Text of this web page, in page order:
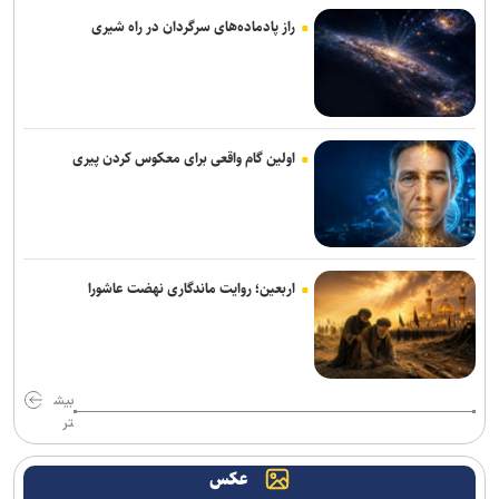
توان‌بالا/ بازتعریف مشاغل؛ راهکار موثر برای خروج از بن‌بست اشتغال+
فیلم
هوش مصنوعی می‌تواند به ایجاد واکسن‌های سرطان شخصی‌سازی‌شده‌تر
کمک کند
بررسی آسیب‌پذیری هزار شهر ایران در برابر آلودگی هوا
پایان‌نامه‌ها و رساله‌ها در مسیر «هوش مصنوعی قرآنی» هدفمند می‌شوند/
باید مراقب خطاهای هوش مصنوعی در تولید محتوای قرآنی باشیم
معاون تحقیقات وزارت بهداشت: اینترنت دانشگاه‌ها در شرایط مشابه
جنگ قطع نمی‌شود/ بازنگری در مدیریت کادر درمان پس از جنگ ۴۰ روزه
هوش مصنوعی در خدمت پژوهش‌های قرآنی/ نخستین نشست کارگروه
اطلاعیه درخواست‌های مهمانی و انتقال در دانشگاه تهران برای سال
تحصیلی جدید
راز پادماده‌های سرگردان در راه شیری
اولین گام واقعی برای معکوس کردن پیری
اربعین؛ روایت ماندگاری نهضت عاشورا
بیش
تر
عکس